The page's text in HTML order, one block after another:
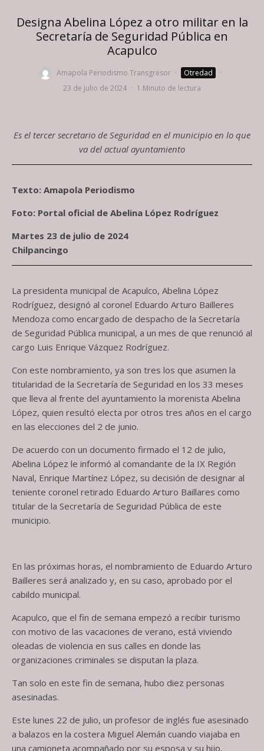
Designa Abelina López a otro militar en la
Secretaría de Seguridad Pública en
Acapulco
Amapola Periodismo Transgresor · Otredad
·
23 de julio de 2024 · 1 Minuto de lectura
Es el tercer secretario de Seguridad en el municipio en lo que
va del actual ayuntamiento
Texto: Amapola Periodismo
Foto: Portal oficial de Abelina López Rodríguez
Martes 23 de julio de 2024
Chilpancingo
La presidenta municipal de Acapulco, Abelina López
Rodríguez, designó al coronel Eduardo Arturo Bailleres
Mendoza como encargado de despacho de la Secretaría
de Seguridad Pública municipal, a un mes de que renunció al
cargo Luis Enrique Vázquez Rodríguez.
Con este nombramiento, ya son tres los que asumen la
titularidad de la Secretaría de Seguridad en los 33 meses
que lleva al frente del ayuntamiento la morenista Abelina
López, quien resultó electa por otros tres años en el cargo
en las elecciones del 2 de junio.
De acuerdo con un documento firmado el 12 de julio,
Abelina López le informó al comandante de la IX Región
Naval, Enrique Martínez López, su decisión de designar al
teniente coronel retirado Eduardo Arturo Baillares como
titular de la Secretaría de Seguridad Pública de este
municipio.
En las próximas horas, el nombramiento de Eduardo Arturo
Bailleres será analizado y, en su caso, aprobado por el
cabildo municipal.
Acapulco, que el fin de semana empezó a recibir turismo
con motivo de las vacaciones de verano, está viviendo
oleadas de violencia en sus calles en donde las
organizaciones criminales se disputan la plaza.
Tan solo en este fin de semana, hubo diez personas
asesinadas.
Este lunes 22 de julio, un profesor de inglés fue asesinado
a balazos en la costera Miguel Alemán cuando viajaba en
una camioneta acompañado por su esposa y su hijo,